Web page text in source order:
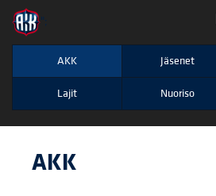
";
AKK Jäsenet
Lajit Nuoriso
AKK